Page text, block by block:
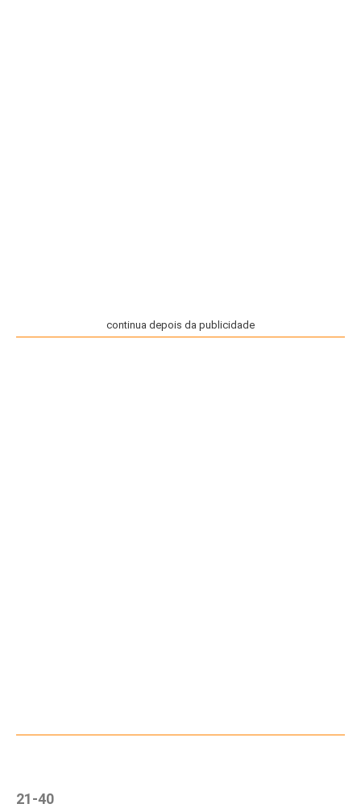
continua depois da publicidade
21-40